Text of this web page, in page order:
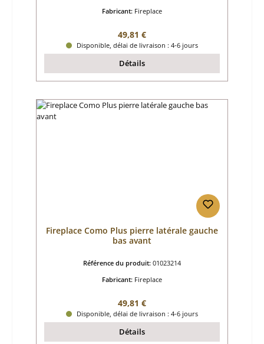
Fabricant: Fireplace
Prix régulier :
49,81 €
Disponible, délai de livraison : 4-6 jours
Détails
Fireplace Como Plus pierre latérale gauche
bas avant
Référence du produit: 01023214
Fabricant: Fireplace
Prix régulier :
49,81 €
Disponible, délai de livraison : 4-6 jours
Détails